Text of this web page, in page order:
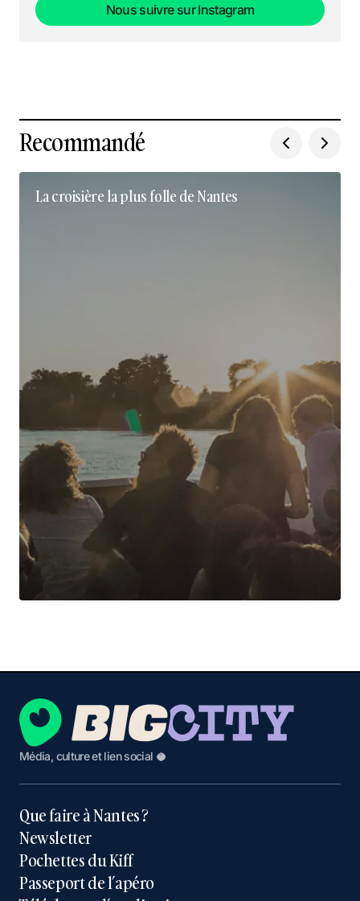
Nous suivre sur Instagram
Recommandé
La croisière la plus folle de Nantes
Média, culture et lien social 🥥
Que faire à Nantes ?
Newsletter
Pochettes du Kiff
Passeport de l’apéro